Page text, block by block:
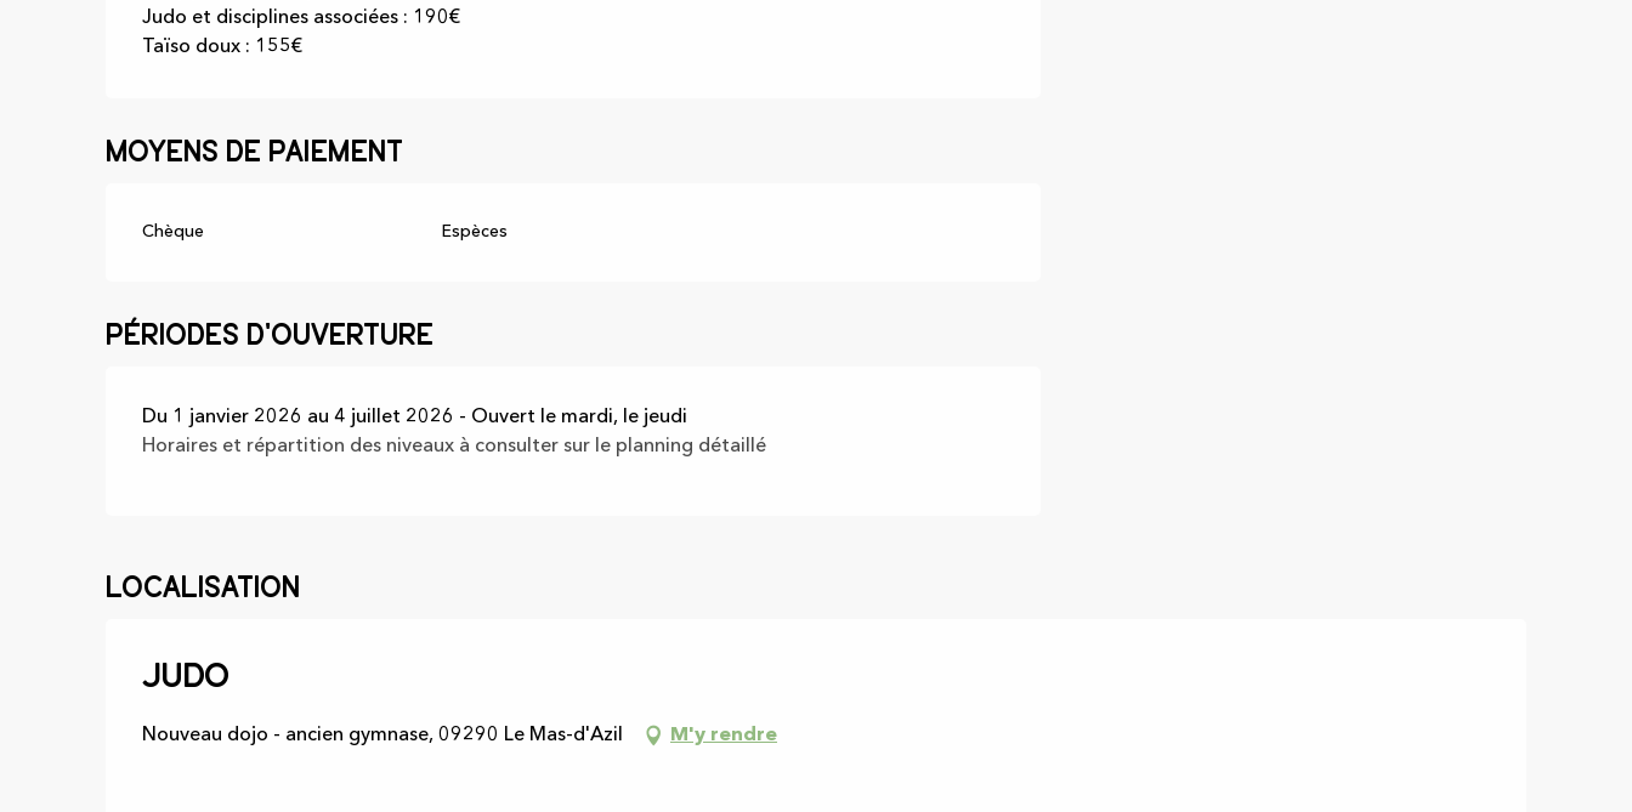
Judo et disciplines associées : 190€
Taïso doux : 155€
Moyens de paiement
Chèque Espèces
Périodes d'ouverture
Du 1 janvier 2026 au 4 juillet 2026 - Ouvert le mardi, le jeudi
Horaires et répartition des niveaux à consulter sur le planning détaillé
Localisation
Judo
Nouveau dojo - ancien gymnase, 09290 Le Mas-d'Azil M'y rendre